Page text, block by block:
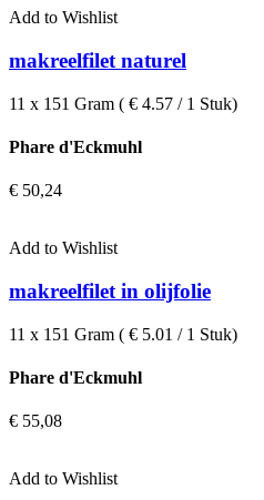
Add to Wishlist
makreelfilet naturel
11 x 151 Gram ( € 4.57 / 1 Stuk)
Phare d'Eckmuhl
€ 50,24
Add to Wishlist
makreelfilet in olijfolie
11 x 151 Gram ( € 5.01 / 1 Stuk)
Phare d'Eckmuhl
€ 55,08
Add to Wishlist